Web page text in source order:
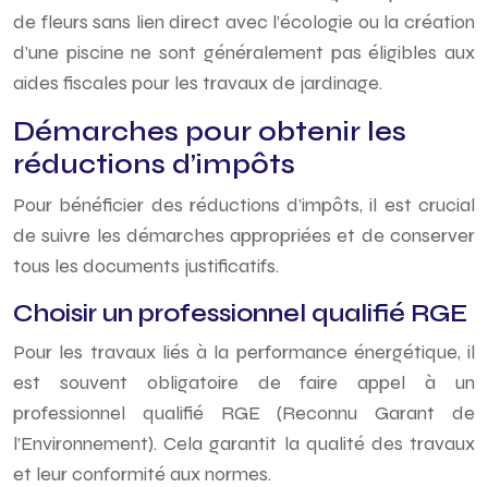
de fleurs sans lien direct avec l’écologie ou la création
d’une piscine ne sont généralement pas éligibles aux
aides fiscales pour les travaux de jardinage.
Démarches pour obtenir les
réductions d’impôts
Pour bénéficier des réductions d’impôts, il est crucial
de suivre les démarches appropriées et de conserver
tous les documents justificatifs.
Choisir un professionnel qualifié RGE
Pour les travaux liés à la performance énergétique, il
est souvent obligatoire de faire appel à un
professionnel qualifié RGE (Reconnu Garant de
l’Environnement). Cela garantit la qualité des travaux
et leur conformité aux normes.